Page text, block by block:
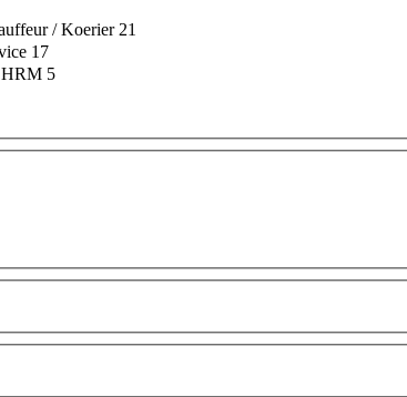
/ Koerier 21
17
HRM 5